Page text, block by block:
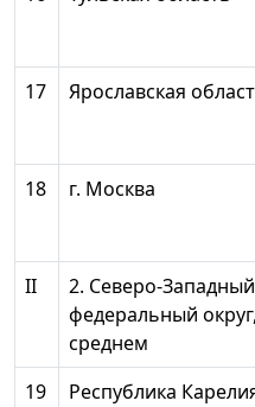
17
Ярославская
18
г. Москва
II
2. Северо-Западный
федеральный
среднем
19 Республика